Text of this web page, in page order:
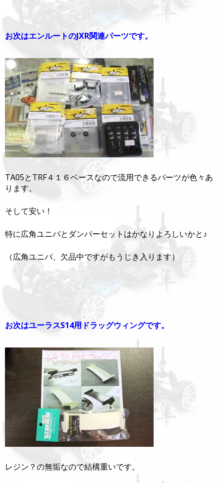
お次はエンルートのJXR関連パーツです。
TA05とTRF４１６ベースなので流用できるパーツが色々あ
ります。
そして安い！
特に広角ユニバとダンパーセットはかなりよろしいかと♪
（広角ユニバ、欠品中ですがもうじき入ります）
お次はユーラスS14用ドラッグウィングです。
レジン？の無垢なので結構重いです。